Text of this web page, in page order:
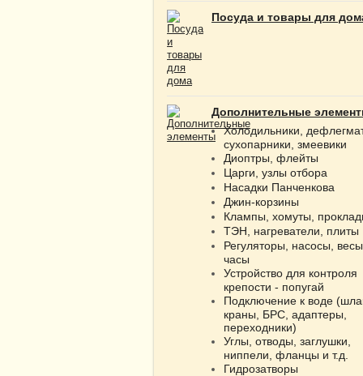
Посуда и товары для
Дополнительные
Холодильники,
сухопарники, змеевики
Диоптры, флейты
Царги, узлы отбора
Насадки Панченкова
Джин-корзины
Клампы, хомуты,
ТЭН, нагреватели, плиты
Регуляторы, насосы, весы,
часы
Устройство для контроля
крепости - попугай
Подключение к воде
краны, БРС, адаптеры,
переходники)
Углы, отводы, заглушки,
ниппели, фланцы и т.д.
Гидрозатворы